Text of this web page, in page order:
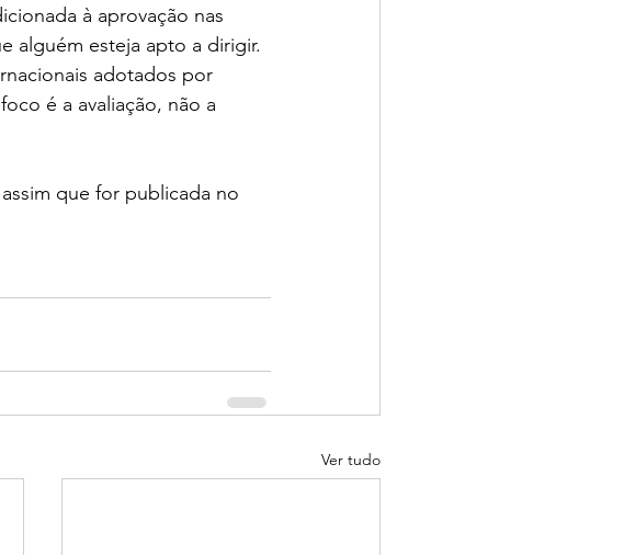
à aprovação nas
alguém esteja apto a dirigir.
adotados por
é a avaliação, não a
que for publicada no
Ver tudo